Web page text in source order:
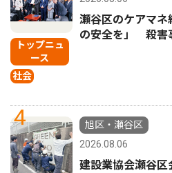
トップニュ
ース
社会
瀬谷区のケアマ
の安全を」 殺害
4
旭区・瀬谷区
2026.08.06
建設業協会瀬谷